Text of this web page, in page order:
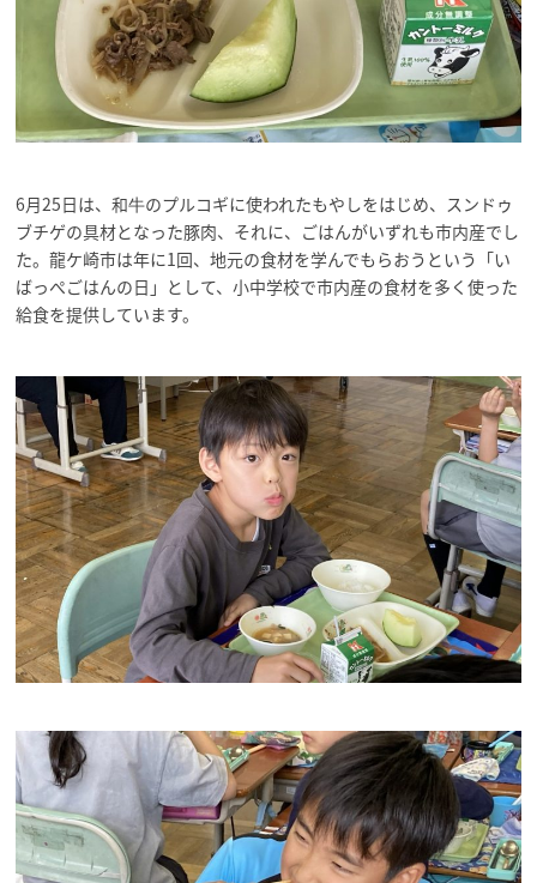
6月25日は、和牛のプルコギに使われたもやしをはじめ、スンドゥ
ブチゲの具材となった豚肉、それに、ごはんがいずれも市内産でし
た。龍ケ崎市は年に1回、地元の食材を学んでもらおうという「い
ばっぺごはんの日」として、小中学校で市内産の食材を多く使った
給食を提供しています。